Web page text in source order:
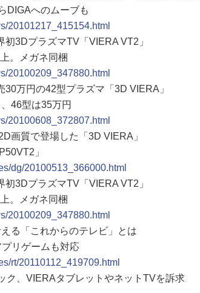
DIGAへのムーブも
20101217_415154.html
初3DプラズマTV「VIERA VT2」
。メガネ同梱
20100209_347880.html
30万円の42型プラズマ「3D VIERA」
46型は35万円
20100608_372807.html
画質で登場した「3D VIERA」
」
dg/20100513_366000.html
初3DプラズマTV「VIERA VT2」
。メガネ同梱
20100209_347880.html
る「これからのテレビ」とは
プリゲームも対応
rt/20110112_419709.html
ク、VIERAタブレットやネットTVを訴求